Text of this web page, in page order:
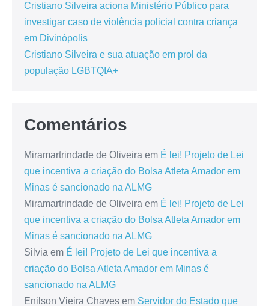
Cristiano Silveira aciona Ministério Público para
investigar caso de violência policial contra criança
em Divinópolis
Cristiano Silveira e sua atuação em prol da
população LGBTQIA+
Comentários
Miramartrindade de Oliveira em É lei! Projeto de Lei
que incentiva a criação do Bolsa Atleta Amador em
Minas é sancionado na ALMG
Miramartrindade de Oliveira em É lei! Projeto de Lei
que incentiva a criação do Bolsa Atleta Amador em
Minas é sancionado na ALMG
Silvia em É lei! Projeto de Lei que incentiva a
criação do Bolsa Atleta Amador em Minas é
sancionado na ALMG
Enilson Vieira Chaves em Servidor do Estado que